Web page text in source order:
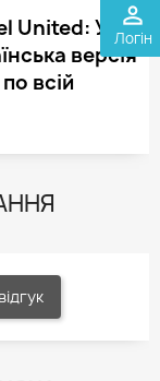
perm_identity
Логін
United: У
версія
всій